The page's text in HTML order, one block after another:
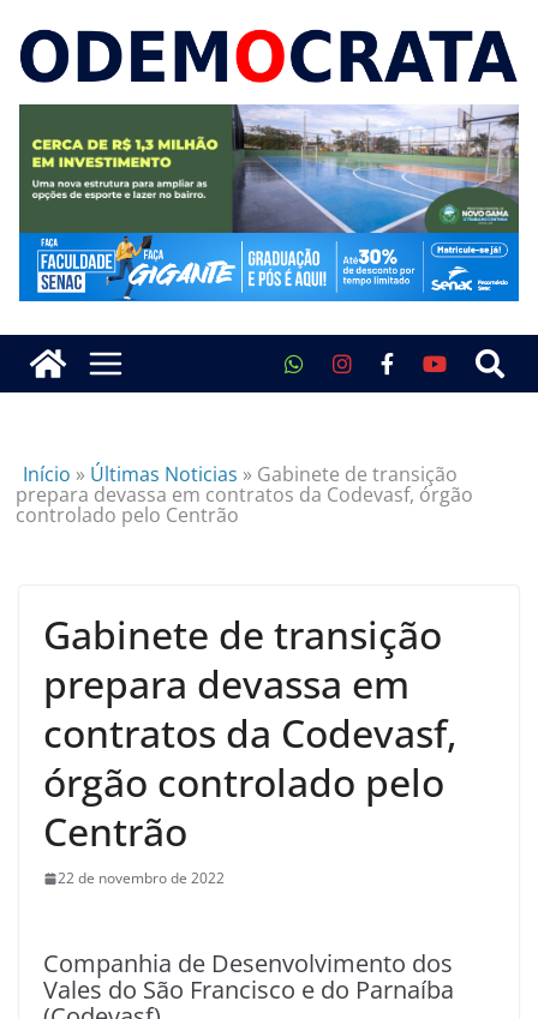
Início » Últimas Noticias » Gabinete de transição
prepara devassa em contratos da Codevasf, órgão
controlado pelo Centrão
Gabinete de transição
prepara devassa em
contratos da Codevasf,
órgão controlado pelo
Centrão
22 de novembro de 2022
Companhia de Desenvolvimento dos
Vales do São Francisco e do Parnaíba